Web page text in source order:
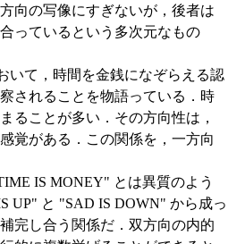
向の写像にすぎないが，後者は
っているという多次元なもの
て，時間を金銭になぞらえる認
されることを物語っている．時
ることが多い．その方向性は，
覚がある．この関係を，一方向
IS MONEY" とは異質のよう
UP" と "SAD IS DOWN" から成っ
完し合う関係だ．双方向の内的